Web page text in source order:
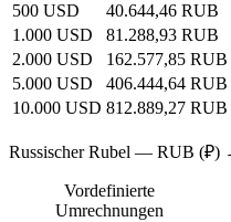
500 USD
40.644,46 RUB
1.000 USD
81.288,93 RUB
2.000 USD
162.577,85 RUB
5.000 USD
406.444,64 RUB
10.000 USD 812.889,27 RUB
Russischer Rubel — RUB
Vordefinierte
Umrechnungen